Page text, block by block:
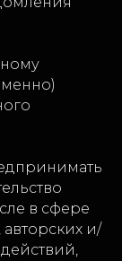
в сфере
авторских и/